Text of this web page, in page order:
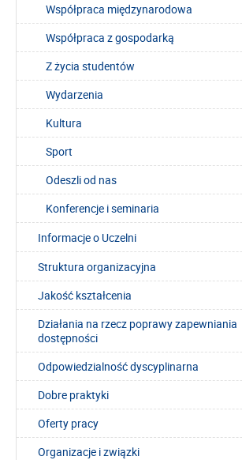
Współpraca międzynarodowa
Współpraca z gospodarką
Z życia studentów
Wydarzenia
Kultura
Sport
Odeszli od nas
Konferencje i seminaria
Informacje o Uczelni
Struktura organizacyjna
Jakość kształcenia
Działania na rzecz poprawy zapewniania
dostępności
Odpowiedzialność dyscyplinarna
Dobre praktyki
Oferty pracy
Organizacje i związki